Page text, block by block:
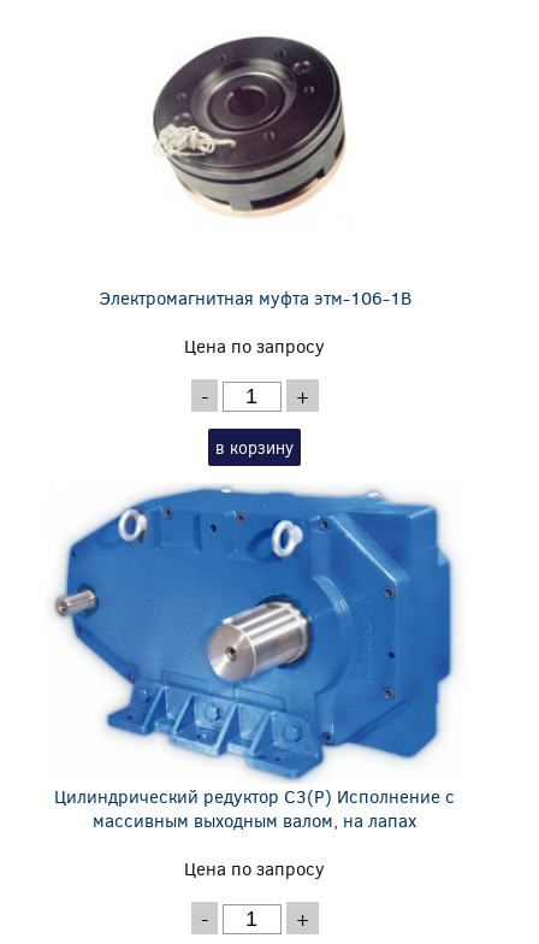
Электромагнитная муфта этм-106-1В
Цена по запросу
- +
в корзину
Цилиндрический редуктор C3(P) Исполнение с
массивным выходным валом, на лапах
Цена по запросу
- +